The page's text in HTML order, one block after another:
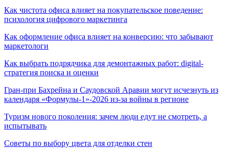
Как чистота офиса влияет на покупательское поведение:
психология цифрового маркетинга
Как оформление офиса влияет на конверсию: что забывают
маркетологи
Как выбрать подрядчика для демонтажных работ: digital-
стратегия поиска и оценки
Гран-при Бахрейна и Саудовской Аравии могут исчезнуть из
календаря «Формулы-1»-2026 из-за войны в регионе
Туризм нового поколения: зачем люди едут не смотреть, а
испытывать
Советы по выбору цвета для отделки стен